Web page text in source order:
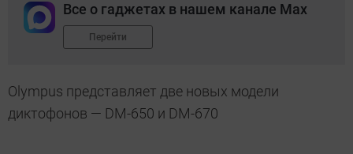
Все о гаджетах в нашем канале Max
Перейти
Olympus представляет две новых модели
диктофонов — DM-650 и DM-670